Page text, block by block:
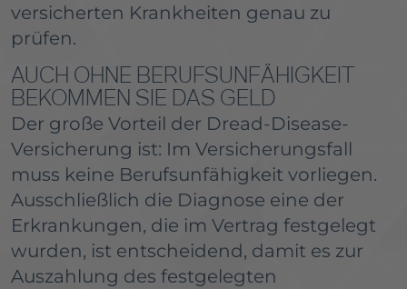
versicherten Krankheiten genau zu
prüfen.
AUCH OHNE BERUFSUNFÄHIGKEIT
BEKOMMEN SIE DAS GELD
Der große Vorteil der Dread-Disease-
Versicherung ist: Im Versicherungsfall
muss keine Berufsunfähigkeit vorliegen.
Ausschließlich die Diagnose eine der
Erkrankungen, die im Vertrag festgelegt
wurden, ist entscheidend, damit es zur
Auszahlung des festgelegten